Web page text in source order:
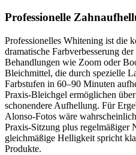
Professionelle
Professionelles Whitening ist die
dramatische Farbverbesserung
Behandlungen wie Zoom oder
Bleichmittel, die durch spezielle
Farbstufen in 60–90 Minuten
Praxis-Bleichgel ermöglichen
schonendere Aufhellung. Für
Alonso-Fotos wäre
Praxis-Sitzung plus regelmäßiger
gleichmäßige Helligkeit spricht
Produkte.